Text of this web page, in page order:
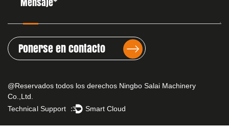
Ponerse en contacto
@Reservados todos los derechos Ningbo Salai Machinery
Co.,Ltd.
Technical Support ： Smart Cloud